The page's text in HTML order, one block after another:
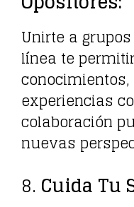
Unirte a
línea te
experiencias
colaboración
nuevas
8. Cuida Tu